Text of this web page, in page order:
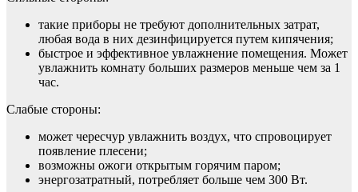
такие приборы не требуют дополнительных затрат,
любая вода в них дезинфицируется путем кипячения;
быстрое и эффективное увлажнение помещения. Может
увлажнить комнату больших размеров меньше чем за 1
час.
Слабые стороны:
может чересчур увлажнить воздух, что спровоцирует
появление плесени;
возможны ожоги открытым горячим паром;
энергозатратный, потребляет больше чем 300 Вт.